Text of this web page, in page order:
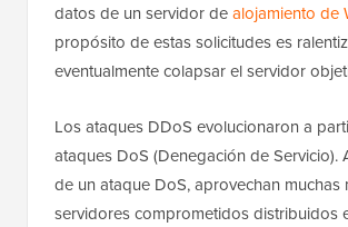
datos de un servidor dealojamiento de
propósito de estas solicitudes es
eventualmente colapsar el servidor
Los ataques DDoS evolucionaron a
ataques DoS (Denegación de Servicio).
de un ataque DoS, aprovechan muchas
servidores comprometidos distribuidos